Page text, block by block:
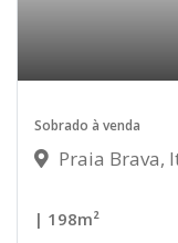
Sobrado à venda
Praia Brava,
| 198m²